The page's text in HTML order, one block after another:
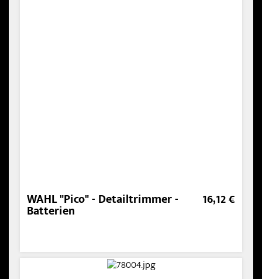
WAHL "Pico" - Detailtrimmer -
Batterien
16,12 €